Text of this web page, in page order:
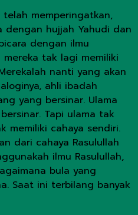
telah memperingatkan,
dengan hujjah Yahudi dan
dengan ilmu
mereka tak lagi memiliki
nanti yang akan
ahli ibadah
yang bersinar. Ulama
Tapi ulama tak
memiliki cahaya sendiri.
dari cahaya Rasulullah
ilmu Rasulullah,
bula yang
Saat ini terbilang banyak